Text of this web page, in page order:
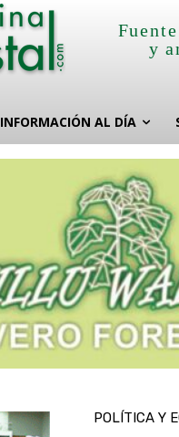
y
INFORMACIÓN AL DÍA
POLÍTICA Y